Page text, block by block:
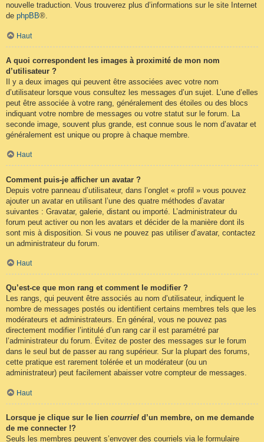
nouvelle traduction. Vous trouverez plus d’informations sur le site Internet
de phpBB®.
Haut
A quoi correspondent les images à proximité de mon nom
d’utilisateur ?
Il y a deux images qui peuvent être associées avec votre nom
d’utilisateur lorsque vous consultez les messages d’un sujet. L’une d’elles
peut être associée à votre rang, généralement des étoiles ou des blocs
indiquant votre nombre de messages ou votre statut sur le forum. La
seconde image, souvent plus grande, est connue sous le nom d’avatar et
généralement est unique ou propre à chaque membre.
Haut
Comment puis-je afficher un avatar ?
Depuis votre panneau d’utilisateur, dans l’onglet « profil » vous pouvez
ajouter un avatar en utilisant l’une des quatre méthodes d’avatar
suivantes : Gravatar, galerie, distant ou importé. L’administrateur du
forum peut activer ou non les avatars et décider de la manière dont ils
sont mis à disposition. Si vous ne pouvez pas utiliser d’avatar, contactez
un administrateur du forum.
Haut
Qu’est-ce que mon rang et comment le modifier ?
Les rangs, qui peuvent être associés au nom d’utilisateur, indiquent le
nombre de messages postés ou identifient certains membres tels que les
modérateurs et administrateurs. En général, vous ne pouvez pas
directement modifier l’intitulé d’un rang car il est paramétré par
l’administrateur du forum. Évitez de poster des messages sur le forum
dans le seul but de passer au rang supérieur. Sur la plupart des forums,
cette pratique est rarement tolérée et un modérateur (ou un
administrateur) peut facilement abaisser votre compteur de messages.
Haut
Lorsque je clique sur le lien courriel d’un membre, on me demande
de me connecter !?
Seuls les membres peuvent s’envoyer des courriels via le formulaire